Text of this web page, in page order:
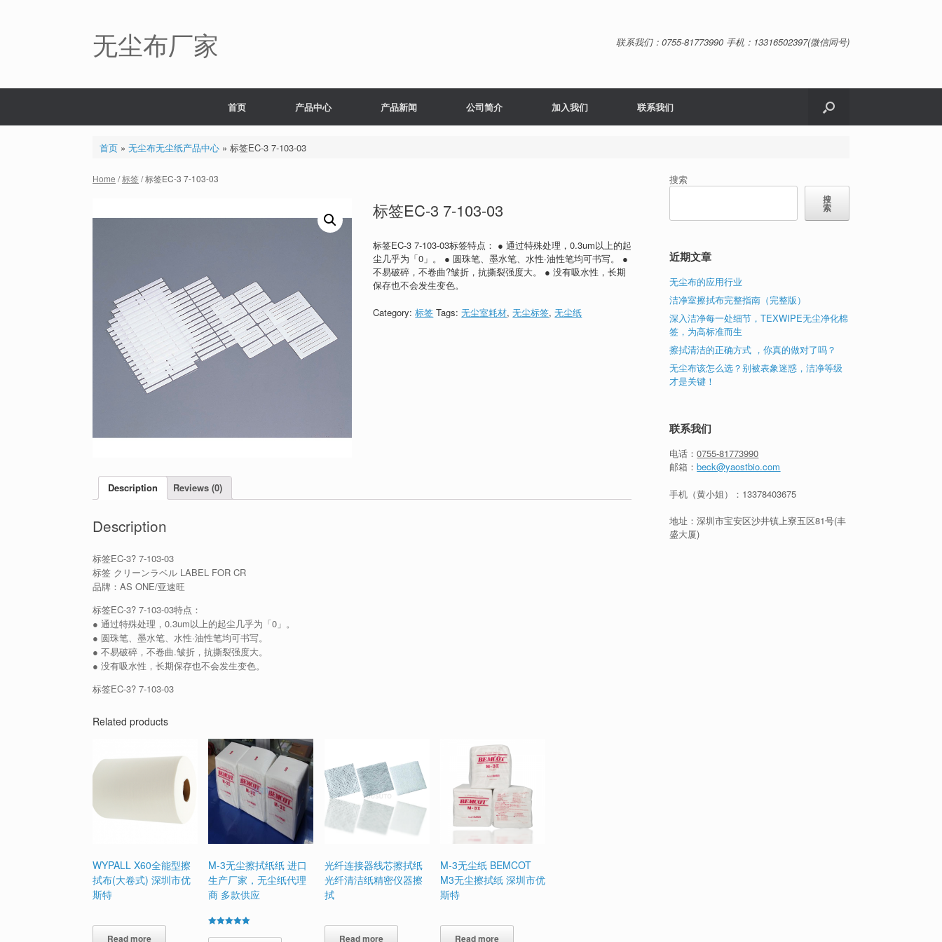
无尘布厂家 联系我们：0755-81773990 手机：13316502397(微信同号)
首页 产品中心 产品新闻 公司简介 加入我们 联系我们
首页» 无尘布无尘纸产品中心» 标签EC-3 7-103-03
Home /标签/ 标签EC-3 7-103-03
标签EC-3 7-103-03
标签EC-3 7-103-03标签特点： ● 通过特殊处理，0.3um以上的起
尘几乎为「0」。 ● 圆珠笔、墨水笔、水性·油性笔均可书写。 ●
不易破碎，不卷曲?皱折，抗撕裂强度大。 ● 没有吸水性，长期
保存也不会发生变色。
Category:标签 Tags:无尘室耗材,无尘标签,无尘纸
Description Reviews (0)
Description
标签EC-3? 7-103-03
标签 クリーンラベル LABEL FOR CR
品牌：AS ONE/亚速旺
标签EC-3? 7-103-03特点：
● 通过特殊处理，0.3um以上的起尘几乎为「0」。
● 圆珠笔、墨水笔、水性·油性笔均可书写。
● 不易破碎，不卷曲.皱折，抗撕裂强度大。
● 没有吸水性，长期保存也不会发生变色。
标签EC-3? 7-103-03
Related products
WYPALL X60全能型擦
拭布(大卷式) 深圳市优
斯特
Read more
M-3无尘擦拭纸纸 进口
生产厂家，无尘纸代理
商 多款供应
5.00
光纤连接器线芯擦拭纸
光纤清洁纸精密仪器擦
拭
Read more
M-3无尘纸 BEMCOT
M3无尘擦拭纸 深圳市优
斯特
Read more
搜索
搜
索
近期文章
无尘布的应用行业
洁净室擦拭布完整指南（完整版）
深入洁净每一处细节，TEXWIPE无尘净化棉
签，为高标准而生
擦拭清洁的正确方式 ，你真的做对了吗？
无尘布该怎么选？别被表象迷惑，洁净等级
才是关键！
联系我们
电话：0755-81773990
邮箱：beck@yaostbio.com
手机（黄小姐）： 13378403675
地址：深圳市宝安区沙井镇上寮五区81号(丰
盛大厦)